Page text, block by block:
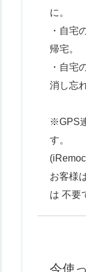
に。
・自宅
帰宅。
・自宅
消し忘
※GPS
す。
お客様
は 不要
今使